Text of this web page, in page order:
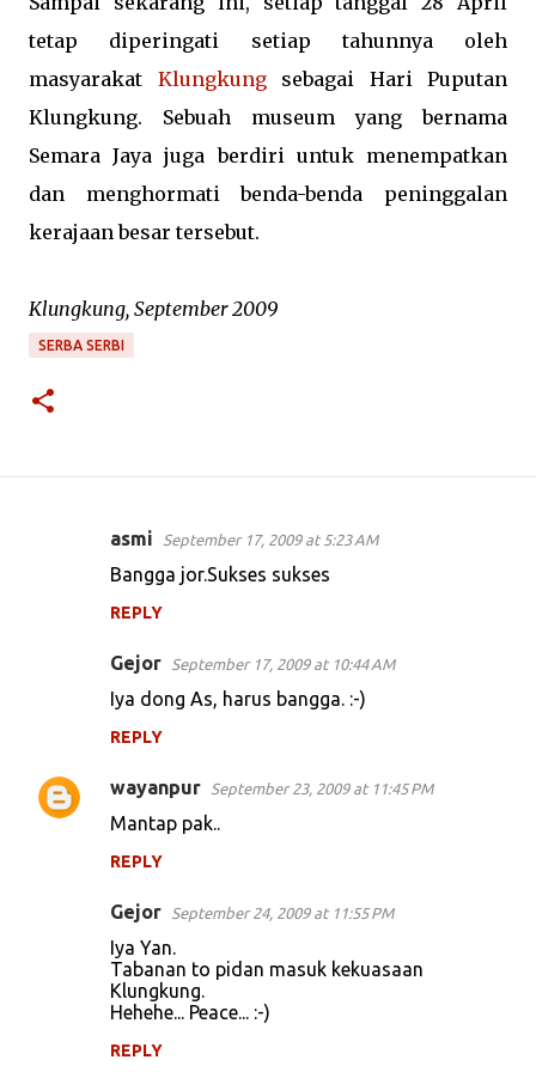
tetap diperingati setiap tahunnya oleh
masyarakat Klungkungsebagai Hari Puputan
Klungkung. Sebuah museum yang bernama
Semara Jaya juga berdiri untuk menempatkan
dan menghormati benda-benda peninggalan
kerajaan besar tersebut.
Klungkung, September 2009
SERBA SERBI
s
asmi September 17, 2009 at 5:23 AM
Bangga jor.Sukses sukses
REPLY
Gejor September 17, 2009 at 10:44 AM
Iya dong As, harus bangga. :-)
REPLY
wayanpur September 23, 2009 at 11:45 PM
Mantap pak..
REPLY
Gejor September 24, 2009 at 11:55 PM
Iya Yan.
Tabanan to pidan masuk kekuasaan
Klungkung.
Hehehe... Peace... :-)
REPLY